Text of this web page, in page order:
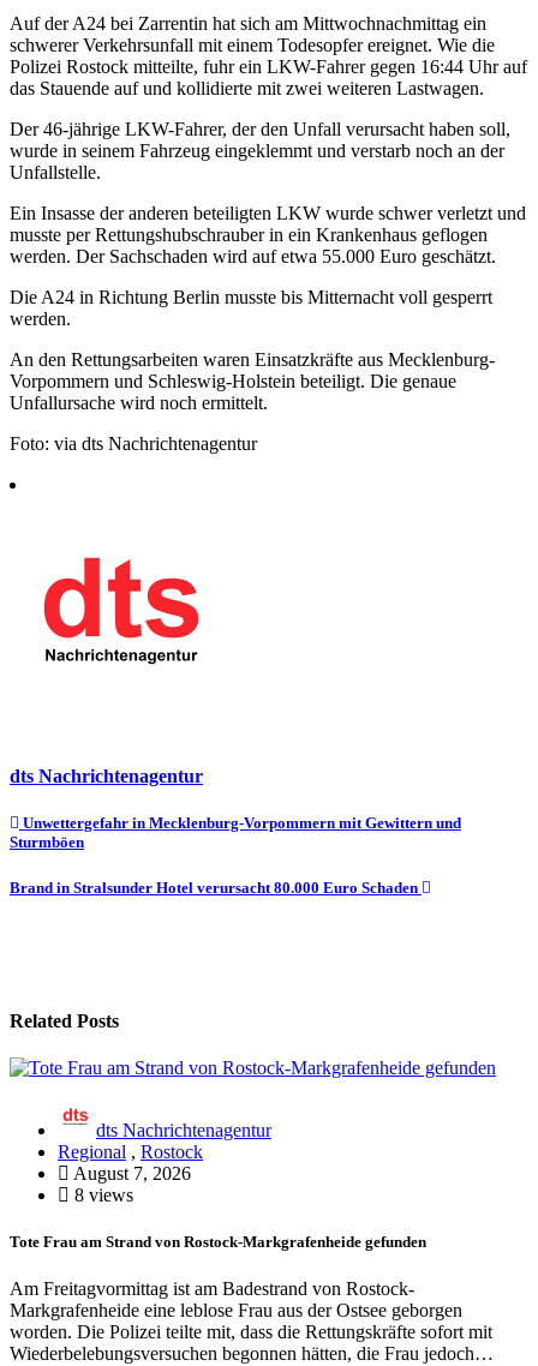
Auf der A24 bei Zarrentin hat sich am Mittwochnachmittag ein
schwerer Verkehrsunfall mit einem Todesopfer ereignet. Wie die
Polizei Rostock mitteilte, fuhr ein LKW-Fahrer gegen 16:44 Uhr auf
das Stauende auf und kollidierte mit zwei weiteren Lastwagen.
Der 46-jährige LKW-Fahrer, der den Unfall verursacht haben soll,
wurde in seinem Fahrzeug eingeklemmt und verstarb noch an der
Unfallstelle.
Ein Insasse der anderen beteiligten LKW wurde schwer verletzt und
musste per Rettungshubschrauber in ein Krankenhaus geflogen
werden. Der Sachschaden wird auf etwa 55.000 Euro geschätzt.
Die A24 in Richtung Berlin musste bis Mitternacht voll gesperrt
werden.
An den Rettungsarbeiten waren Einsatzkräfte aus Mecklenburg-
Vorpommern und Schleswig-Holstein beteiligt. Die genaue
Unfallursache wird noch ermittelt.
Foto: via dts Nachrichtenagentur
dts Nachrichtenagentur
Beitragsnavigation
Unwettergefahr in Mecklenburg-Vorpommern mit Gewittern und
Sturmböen
Brand in Stralsunder Hotel verursacht 80.000 Euro Schaden
Related Posts
dts Nachrichtenagentur
Regional , Rostock
August 7, 2026
8 views
Tote Frau am Strand von Rostock-Markgrafenheide gefunden
Am Freitagvormittag ist am Badestrand von Rostock-
Markgrafenheide eine leblose Frau aus der Ostsee geborgen
worden. Die Polizei teilte mit, dass die Rettungskräfte sofort mit
Wiederbelebungsversuchen begonnen hätten, die Frau jedoch…